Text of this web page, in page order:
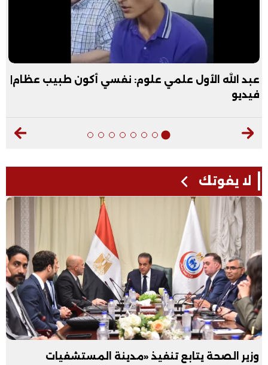
عبد الله الأول علمي علوم: نفسي أكون طبيب عظام|
فيديو
لا يفوتك
وزير الصحة يتابع تنفيذ «مدينة المستشفيات